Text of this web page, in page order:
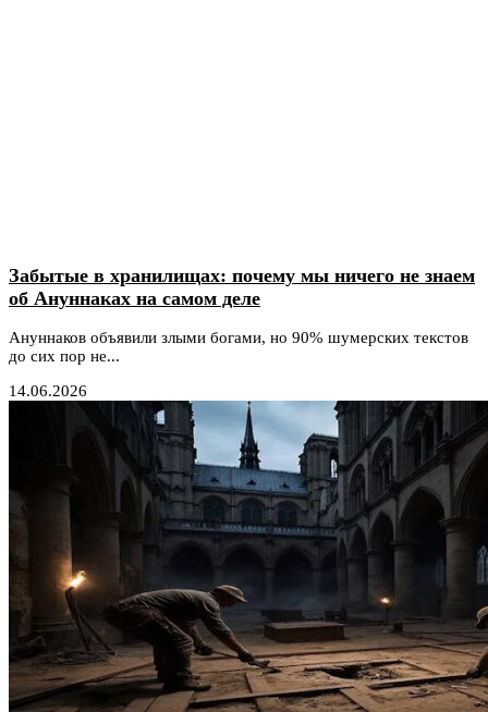
Забытые в хранилищах: почему мы ничего не знаем
об Ануннаках на самом деле
Ануннаков объявили злыми богами, но 90% шумерских текстов
до сих пор не...
14.06.2026